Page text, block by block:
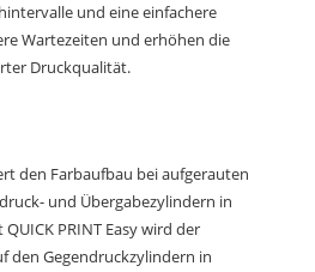
und eine einfachere
Wartezeiten und erhöhen die
Druckqualität.
den Farbaufbau bei aufgerauten
und Übergabezylindern in
PRINT Easy wird der
den Gegendruckzylindern in